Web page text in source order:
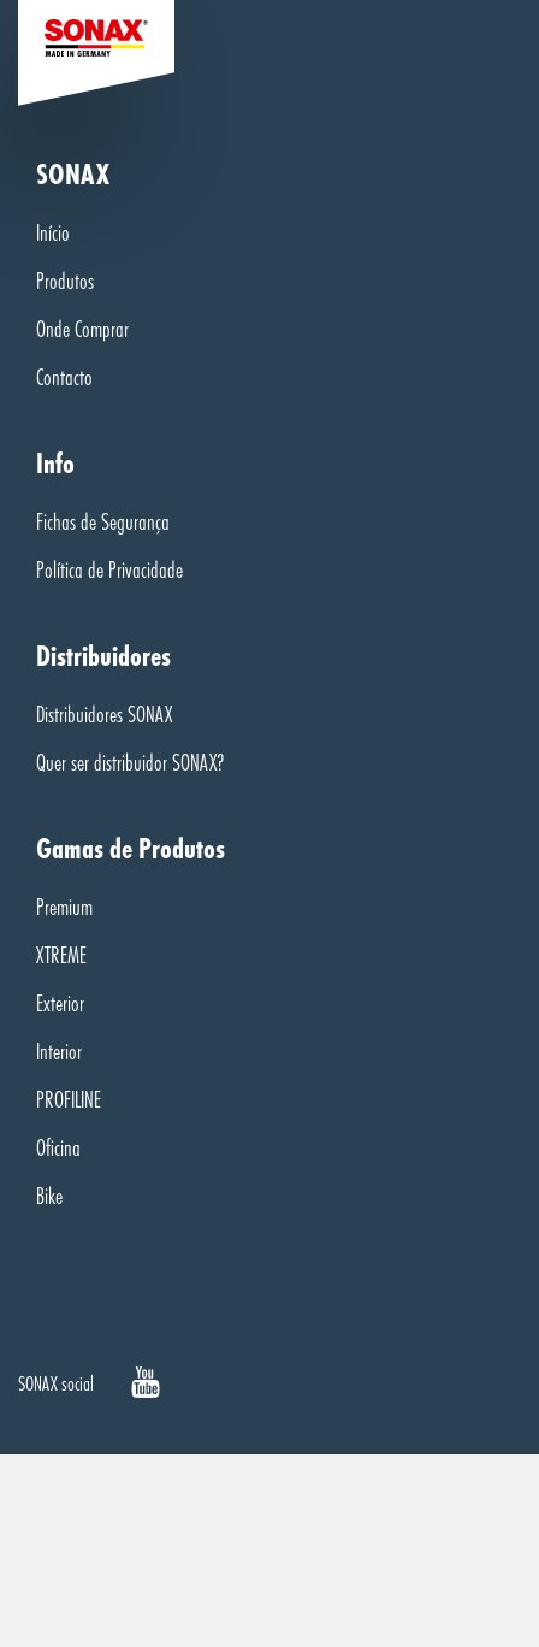
SONAX
Início
Produtos
Onde Comprar
Contacto
Info
Fichas de Segurança
Política de Privacidade
Distribuidores
Distribuidores SONAX
Quer ser distribuidor SONAX?
Gamas de Produtos
Premium
XTREME
Exterior
Interior
PROFILINE
Oficina
Bike
SONAX social